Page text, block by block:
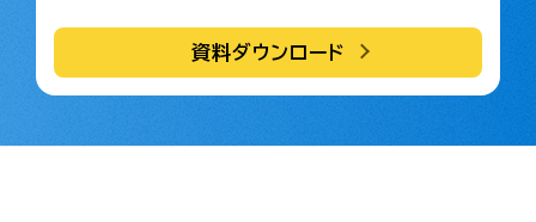
資料ダウンロード